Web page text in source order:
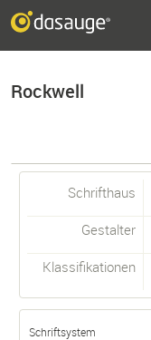
Rockwell
Schrifthaus
Gestalter
Klassifikationen
Schriftsystem